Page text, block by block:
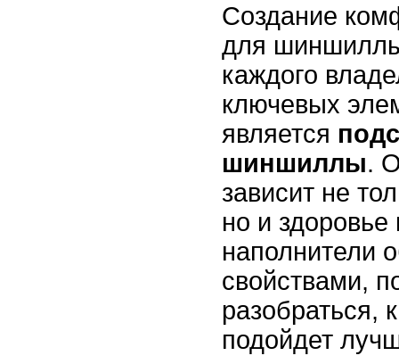
Создание
для
каждого
ключевых
является
шиншиллы.
зависит не
но и
наполнители
свойствами,
разобраться,
подойдет